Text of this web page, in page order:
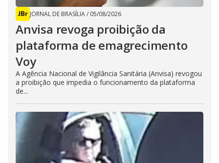
JORNAL DE BRASÍLIA/ 05/08/2026
Anvisa revoga proibição da
plataforma de emagrecimento
Voy
A Agência Nacional de Vigilância Sanitária (Anvisa) revogou
a proibição que impedia o funcionamento da plataforma
de...